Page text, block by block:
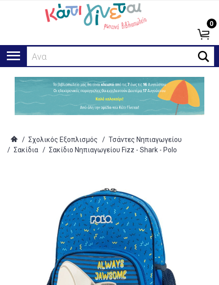
Αναζήτη
0
/ Σχολικός Εξοπλισμός / Τσάντες Νηπιαγωγείου
/ Σακίδια / Σακίδιο Νηπιαγωγείου Fizz - Shark - Polo